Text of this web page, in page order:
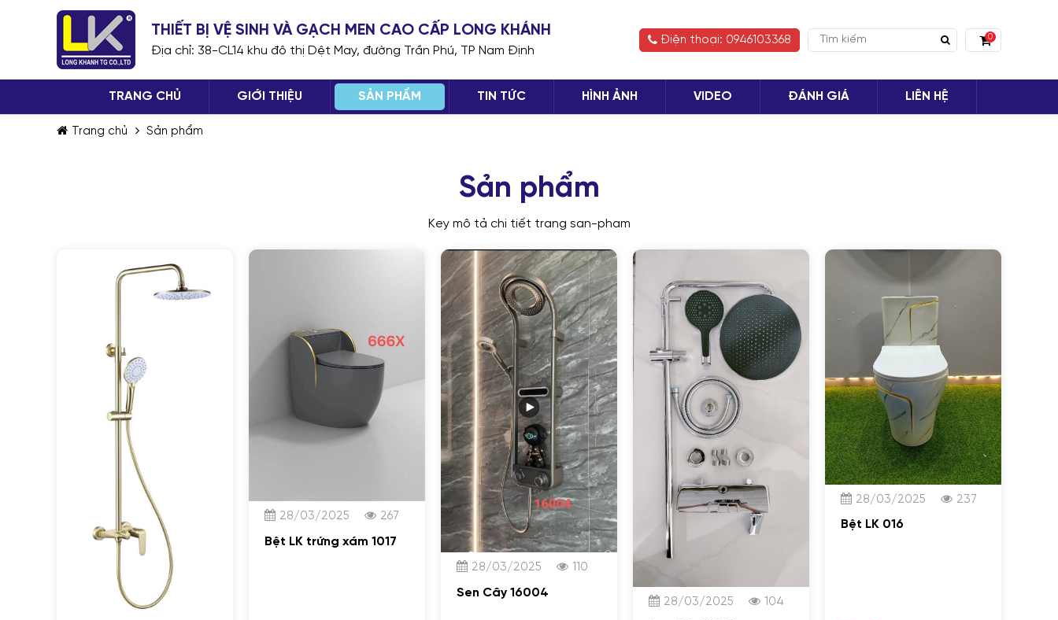
THIẾT BỊ VỆ SINH VÀ GẠCH MEN CAO CẤP LONG KHÁNH
Địa chỉ: 38-CL14 khu đô thị Dệt May, đường Trần Phú, TP Nam Định
Điện thoại: 0946103368 0
TRANG CHỦ GIỚI THIỆU SẢN PHẨM TIN TỨC HÌNH ẢNH VIDEO ĐÁNH GIÁ LIÊN HỆ
Trang chủ Sản phẩm
Sản phẩm
Key mô tả chi tiết trang san-pham
28/03/2025 267
Bệt LK trứng xám 1017
28/03/2025 110
Sen Cây 16004
28/03/2025 104
28/03/2025 237
Bệt LK 016